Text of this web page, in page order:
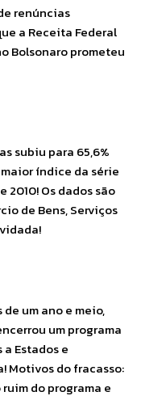
renúncias
a Receita Federal
Bolsonaro prometeu
subiu para 65,6%
índice da série
Os dados são
de Bens, Serviços
um ano e meio,
um programa
Estados e
Motivos do fracasso:
do programa e